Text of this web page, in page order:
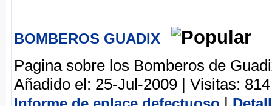
BOMBEROS GUADIX
Pagina sobre los Bomberos de
Añadido el: 25-Jul-2009 | Visitas: 814